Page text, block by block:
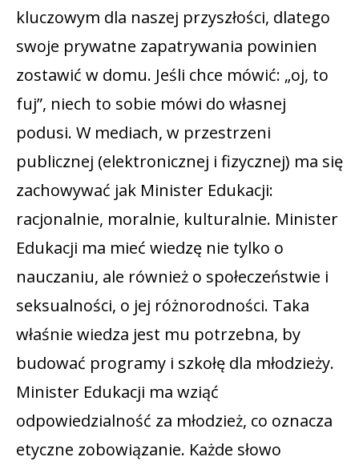
kluczowym dla naszej przyszłości, dlatego
swoje prywatne zapatrywania powinien
zostawić w domu. Jeśli chce mówić: „oj, to
fuj”, niech to sobie mówi do własnej
podusi. W mediach, w przestrzeni
publicznej (elektronicznej i fizycznej) ma się
zachowywać jak Minister Edukacji:
racjonalnie, moralnie, kulturalnie. Minister
Edukacji ma mieć wiedzę nie tylko o
nauczaniu, ale również o społeczeństwie i
seksualności, o jej różnorodności. Taka
właśnie wiedza jest mu potrzebna, by
budować programy i szkołę dla młodzieży.
Minister Edukacji ma wziąć
odpowiedzialność za młodzież, co oznacza
etyczne zobowiązanie. Każde słowo